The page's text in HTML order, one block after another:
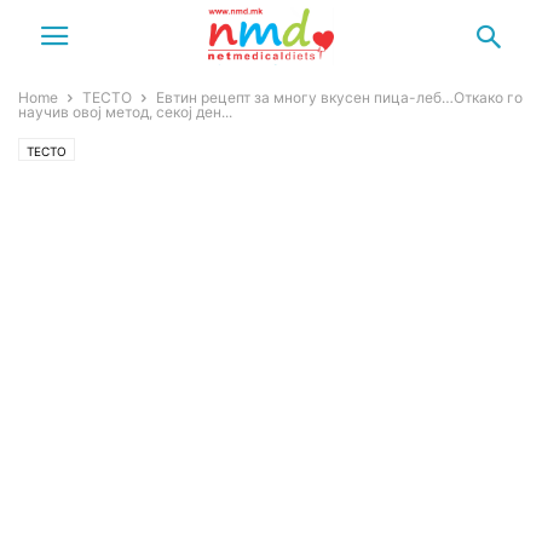
Home ТЕСТО
Евтин рецепт за многу вкусен пица-леб…Откако го
научив овој метод, секој ден...
ТЕСТО